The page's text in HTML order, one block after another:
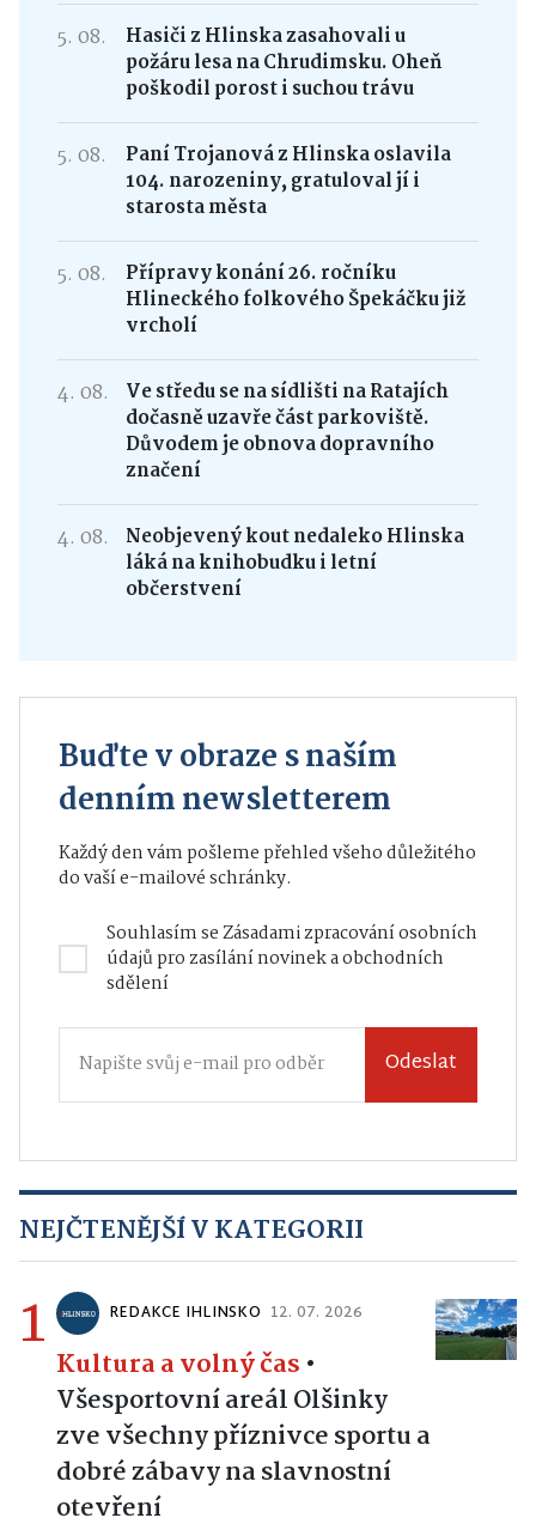
5. 08.
Hasiči z Hlinska zasahovali u
požáru lesa na Chrudimsku. Oheň
poškodil porost i suchou trávu
5. 08.
Paní Trojanová z Hlinska oslavila
104. narozeniny, gratuloval jí i
starosta města
5. 08.
Přípravy konání 26. ročníku
Hlineckého folkového Špekáčku již
vrcholí
4. 08.
Ve středu se na sídlišti na Ratajích
dočasně uzavře část parkoviště.
Důvodem je obnova dopravního
značení
4. 08.
Neobjevený kout nedaleko Hlinska
láká na knihobudku i letní
občerstvení
Buďte v obraze s naším
denním newsletterem
Každý den vám pošleme přehled všeho důležitého
do vaší e-mailové schránky.
Souhlasím seZásadami zpracování osobních
údajůpro zasílání novinek a obchodních
sdělení
Odeslat
NEJČTENĚJŠÍ V KATEGORII
1 REDAKCE IHLINSKO 12. 07. 2026
Kultura a volný čas •
Všesportovní areál Olšinky
zve všechny příznivce sportu a
dobré zábavy na slavnostní
otevření